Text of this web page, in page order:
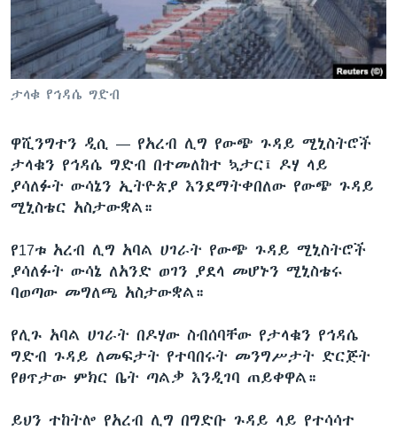
ቋንቋዎች
ታላቁ የኅዳሴ ግድብ
ዋሺንግተን ዲሲ — የአረብ ሊግ የውጭ ጉዳይ ሚኒስትሮች
ታላቁን የኅዳሴ ግድብ በተመለከተ ኳታር፤ ዶሃ ላይ
ያሳለፉት ውሳኔን ኢትዮጵያ እንደማትቀበለው የውጭ ጉዳይ
ሚኒስቴር አስታውቋል።
የ17ቱ አረብ ሊግ አባል ሀገራት የውጭ ጉዳይ ሚኒስትሮች
ያሳለፉት ውሳኔ ለአንድ ወገን ያደላ መሆኑን ሚኒስቴሩ
ባወጣው መግለጫ አስታውቋል።
የሊጉ አባል ሀገራት በዶሃው ስብሰባቸው የታላቁን የኅዳሴ
ግድብ ጉዳይ ለመፍታት የተባበሩት መንግሥታት ድርጅት
የፀጥታው ምክር ቤት ጣልቃ እንዲገባ ጠይቀዋል።
ይህን ተከትሎ የአረብ ሊግ በግድቡ ጉዳይ ላይ የተሳሳተ